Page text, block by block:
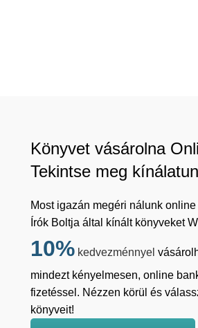
Könyvet vásárolna
Tekintse meg
Most igazán megéri nálunk
Írók Boltja által kínált könyveket
10% kedvezménnyel
mindezt kényelmesen, online
fizetéssel. Nézzen körül és
könyveit!